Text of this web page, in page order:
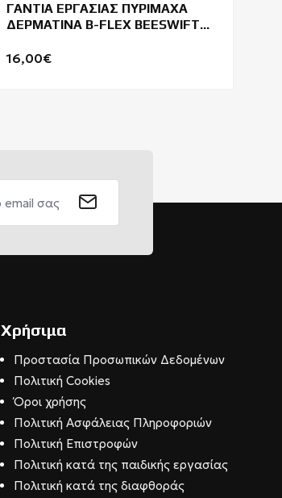
ΓΑΝΤΙΑ ΕΡΓΑΣΙΑΣ ΠΥΡΙΜΑΧΑ
ΔΕΡΜΑΤΙΝΑ B-FLEX BEESWIFT
16,00€
Χρήσιμα
Προστασία Προσωπικών Δεδομένων
Πολιτική Cookies
Όροι χρήσης
Πολιτική Ασφάλειας Πληροφοριών
Πολιτική Επιστροφών
Πολιτική κατά της παιδικής εργασίας
Πολιτική κατά της διαφθοράς